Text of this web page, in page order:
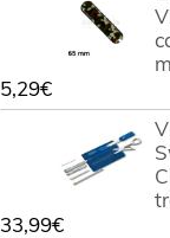
5,29€
33,99€